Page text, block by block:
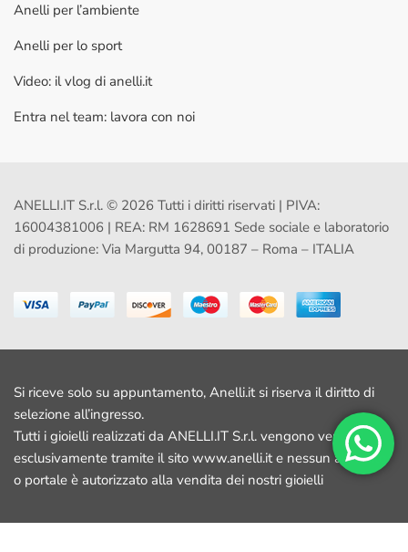
Anelli per l’ambiente
Anelli per lo sport
Video: il vlog di anelli.it
Entra nel team: lavora con noi
ANELLI.IT S.r.l. © 2026 Tutti i diritti riservati | PIVA:
16004381006 | REA: RM 1628691 Sede sociale e laboratorio
di produzione: Via Margutta 94, 00187 – Roma – ITALIA
Si riceve solo su appuntamento, Anelli.it si riserva il diritto di
selezione all’ingresso.
Tutti i gioielli realizzati da ANELLI.IT S.r.l. vengono venduti
esclusivamente tramite il sito www.anelli.it e nessun altro sito
o portale è autorizzato alla vendita dei nostri gioielli